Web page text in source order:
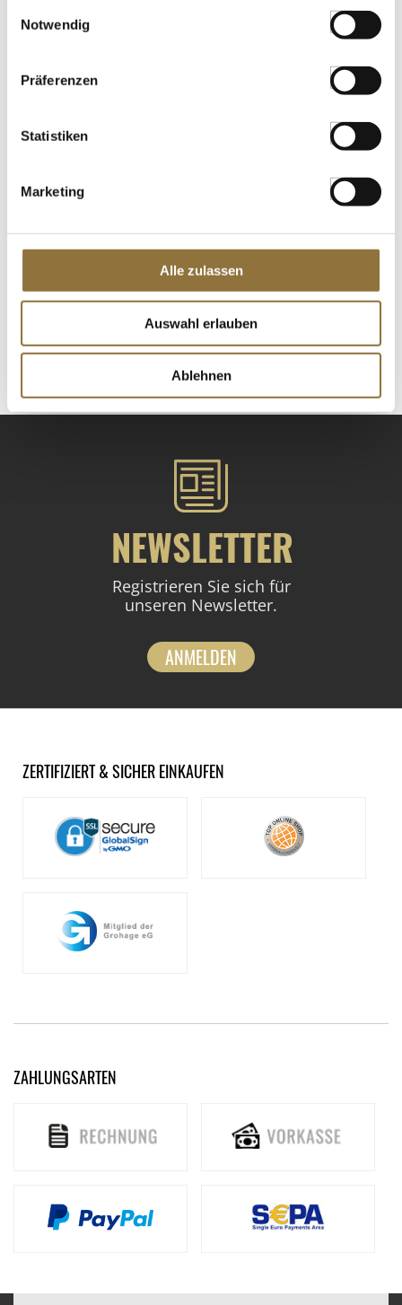
Notwendig
Präferenzen
Statistiken
Marketing
Alle zulassen
Auswahl erlauben
Ablehnen
LEBENSMITTELKENNZEICHNUNGEN
Vegetarische Würzsauce mit Pilzen, Lee
€ 5,10
St.
NEWSLETTER
Registrieren Sie sich für
unseren Newsletter.
ANMELDEN
ZERTIFIZIERT & SICHER EINKAUFEN
ZAHLUNGSARTEN